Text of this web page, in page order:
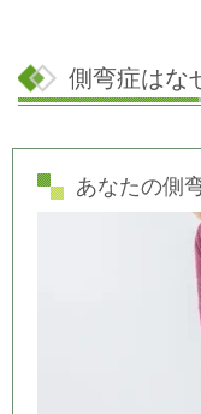
側弯症はな
あなたの側